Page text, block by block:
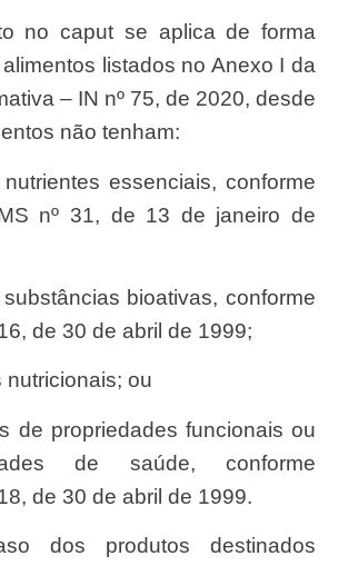
listados no Anexo I da
– IN nº 75, de 2020, desde
não tenham:
nº 31, de 13 de janeiro de
de 30 de abril de 1999;
nutricionais; ou
de saúde, conforme
de 30 de abril de 1999.
dos produtos destinados